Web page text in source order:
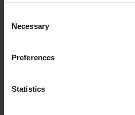
Selection
Necessary
Preferences
Statistics